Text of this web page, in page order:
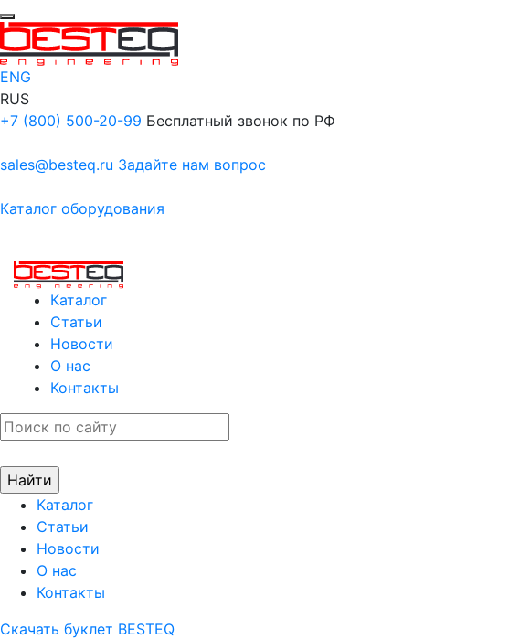
ENG
RUS
+7 (800) 500-20-99 Бесплатный звонок по РФ
sales@besteq.ru Задайте нам вопрос
Каталог оборудования
Каталог
Статьи
Новости
О нас
Контакты
Каталог
Статьи
Новости
О нас
Контакты
Скачать буклет BESTEQ